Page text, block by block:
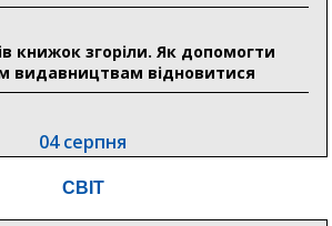
книжок згоріли. Як допомогти
видавництвам відновитися
04 серпня
спрямував 0,2 млрд грн
СВІТ